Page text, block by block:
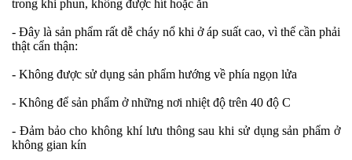
trong khi phun, không được hít hoặc ăn
- Đây là sản phẩm rất dễ cháy nổ khi ở áp suất cao, vì thế cần phải
thật cẩn thận:
- Không được sử dụng sản phẩm hướng về phía ngọn lửa
- Không để sản phẩm ở những nơi nhiệt độ trên 40 độ C
- Đảm bảo cho không khí lưu thông sau khi sử dụng sản phẩm ở
không gian kín